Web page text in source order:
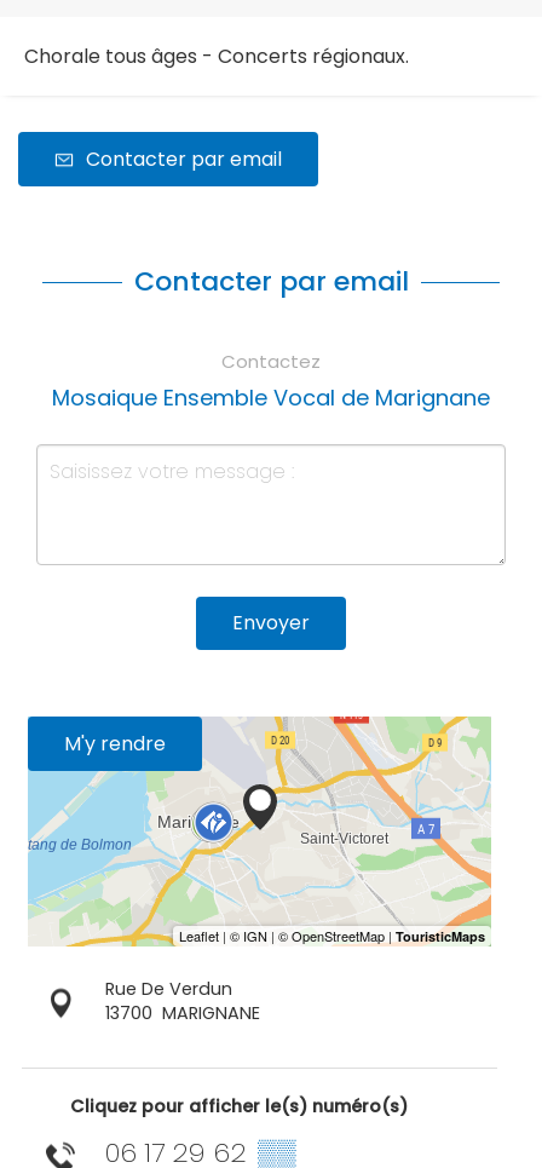
Chorale tous âges - Concerts régionaux.
Contacter par email
Contacter par email
Contactez
Mosaique Ensemble Vocal de Marignane
Envoyer
M'y rendre
Rue De Verdun
13700 MARIGNANE
Cliquez pour afficher le(s) numéro(s)
06 17 29 62 ▒▒